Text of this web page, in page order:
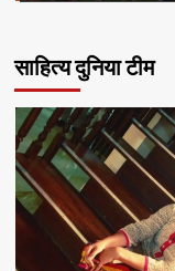
साहित्य दुनिया टीम